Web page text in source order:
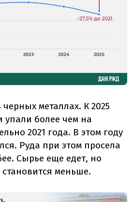
металлах. К 2025
упали более чем на
2021 года. В этом году
Руда при этом просела
Сырье еще едет, но
становится меньше.